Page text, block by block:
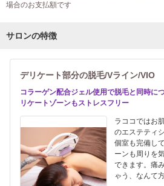
場合のお支払額です
サロンの特徴
デリケート部分の脱毛/Vライン/VIO
コラーゲン配合ジェル使用で脱毛と同時に
リケートゾーンもストレスフリー
ラココではお
のエステティ
個室も完備し
ーンも周りを
できます。痛
ゃう、なんて